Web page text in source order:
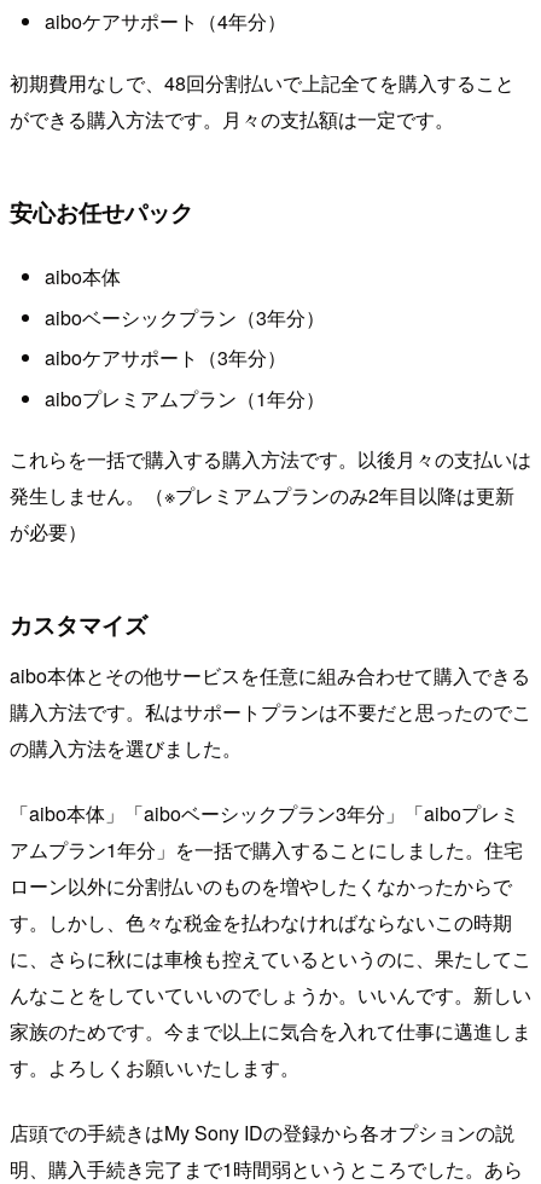
aiboケアサポート（4年分）
初期費用なしで、48回分割払いで上記全てを購入すること
ができる購入方法です。月々の支払額は一定です。
安心お任せパック
aibo本体
aiboベーシックプラン（3年分）
aiboケアサポート（3年分）
aiboプレミアムプラン（1年分）
これらを一括で購入する購入方法です。以後月々の支払いは
発生しません。（※プレミアムプランのみ2年目以降は更新
が必要）
カスタマイズ
aibo本体とその他サービスを任意に組み合わせて購入できる
購入方法です。私はサポートプランは不要だと思ったのでこ
の購入方法を選びました。
「aibo本体」「aiboベーシックプラン3年分」「aiboプレミ
アムプラン1年分」を一括で購入することにしました。住宅
ローン以外に分割払いのものを増やしたくなかったからで
す。しかし、色々な税金を払わなければならないこの時期
に、さらに秋には車検も控えているというのに、果たしてこ
んなことをしていていいのでしょうか。いいんです。新しい
家族のためです。今まで以上に気合を入れて仕事に邁進しま
す。よろしくお願いいたします。
店頭での手続きはMy Sony IDの登録から各オプションの説
明、購入手続き完了まで1時間弱というところでした。あら